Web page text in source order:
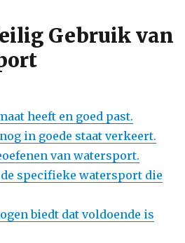
Gebruik van
heeft en goed past.
in goede staat verkeert.
van watersport.
specifieke watersport die
biedt dat voldoende is